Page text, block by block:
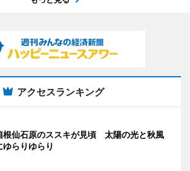
アクセスランキング
根仙石原のススキが見頃 太陽の光と秋風
ゆらりゆらり